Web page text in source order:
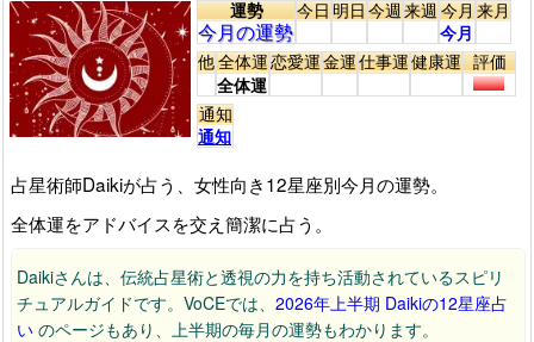
運勢
今月の運勢
今日明日今週来週今月
今月
来月
他全体運
全体運
恋愛運金運仕事運健康運 評価
通知
通知
占星術師Daikiが占う、女性向き12星座別今月の運勢。
全体運をアドバイスを交え簡潔に占う。
Daikiさんは、伝統占星術と透視の力を持ち活動されているスピリ
チュアルガイドです。VoCEでは、 2026年上半期 Daikiの12星座占
い のページもあり、上半期の毎月の運勢もわかります。